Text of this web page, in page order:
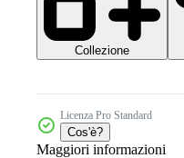
Collezione
Licenza Pro Standard
Cos'è?
Maggiori informazioni